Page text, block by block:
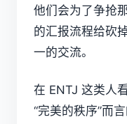
他们会为了争抢
的汇报流程给砍
一的交流。
在 ENTJ 这类人
“完美的秩序”而